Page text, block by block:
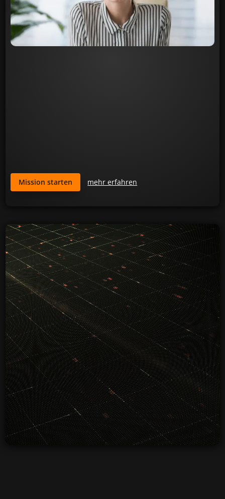
Mission starten mehr erfahren
Optimale Leistung durch
Mensch und
Technik.